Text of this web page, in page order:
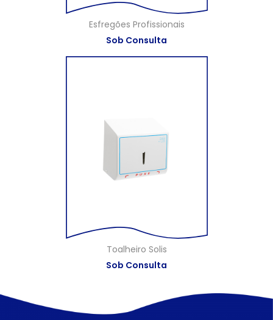
Esfregões Profissionais
Sob Consulta
Toalheiro Solis
Sob Consulta